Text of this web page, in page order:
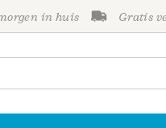
in huis Gratis